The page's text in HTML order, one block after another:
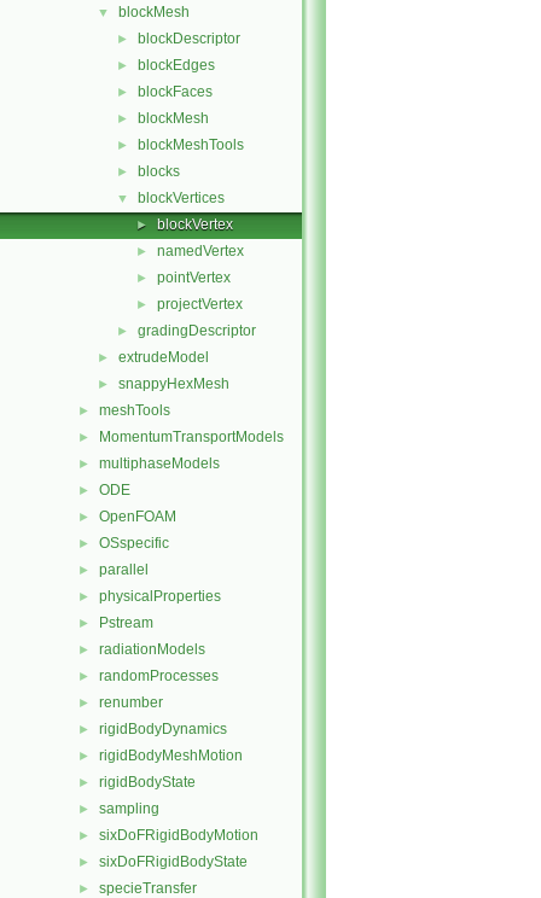
▼ blockMesh
► blockDescriptor
► blockEdges
► blockFaces
► blockMesh
► blockMeshTools
► blocks
▼ blockVertices
► blockVertex
► namedVertex
► pointVertex
► projectVertex
► gradingDescriptor
► extrudeModel
► snappyHexMesh
► meshTools
► MomentumTransportModels
► multiphaseModels
► ODE
► OpenFOAM
► OSspecific
► parallel
► physicalProperties
► Pstream
► radiationModels
► randomProcesses
► renumber
► rigidBodyDynamics
► rigidBodyMeshMotion
► rigidBodyState
► sampling
► sixDoFRigidBodyMotion
► sixDoFRigidBodyState
► specieTransfer